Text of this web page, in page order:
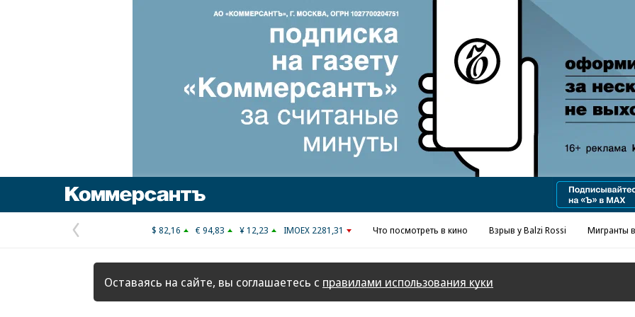
Реклама в «Ъ» www.kommersant.ru/ad
Предыдущая
страница
$ 82,16 € 94,83 ¥ 12,23 IMOEX 2281,31 Что посмотреть в кино Взрыв у Balzi Rossi Мигранты
Оставаясь на сайте, вы соглашаетесь с правилами использования куки